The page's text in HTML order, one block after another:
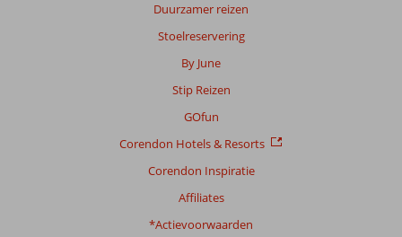
Duurzamer reizen
Stoelreservering
By June
Stip Reizen
GOfun
Corendon Hotels & Resorts
Corendon Inspiratie
Affiliates
*Actievoorwaarden